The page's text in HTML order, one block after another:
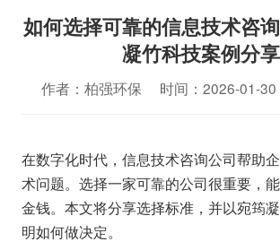
如何选择可靠的信息技术咨
凝竹科技案例分享
作者：柏强环保 时间：2026-01-
在数字化时代，信息技术咨询公司帮助
术问题。选择一家可靠的公司很重要，
金钱。本文将分享选择标准，并以宛筠
明如何做决定。